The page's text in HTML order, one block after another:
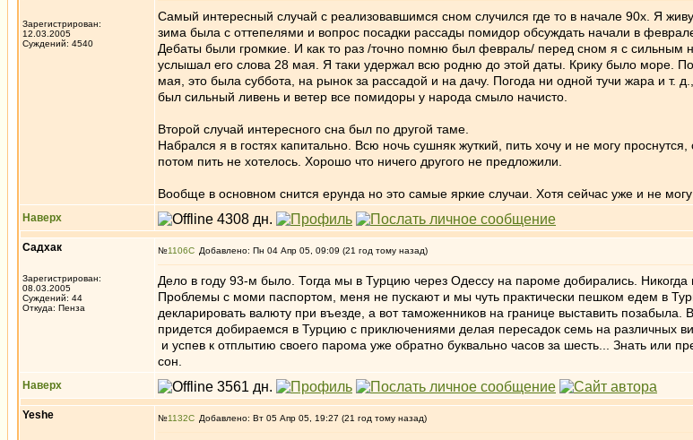
Зарегистрирован:
12.03.2005
Суждений: 4540
Самый интересный случай с реализовавшимся сном случился где то в начале 90х. Я
зима была с оттепелями и вопрос посадки рассады помидор обсуждать начали в
Дебаты были громкие. И как то раз /точно помню был февраль/ перед сном я с сильным
услышал его слова 28 мая. Я таки удержал всю родню до этой даты. Крику было море.
мая, это была суббота, на рынок за рассадой и на дачу. Погода ни одной тучи жара и т.
был сильный ливень и ветер все помидоры у народа смыло начисто.
Второй случай интересного сна был по другой таме.
Набрался я в гостях капитально. Всю ночь сушняк жуткий, пить хочу и не могу
потом пить не хотелось. Хорошо что ничего другого не предложили.
Вообще в основном снится ерунда но это самые яркие случаи. Хотя сейчас уже и не
Наверх
Садхак
Зарегистрирован:
08.03.2005
Суждений: 44
Откуда: Пенза
№1106 Добавлено: Пн 04 Апр 05, 09:09 (21 год тому назад)
Дело в году 93-м было. Тогда мы в Турцию через Одессу на пароме добирались. Никогда
Проблемы с моми паспортом, меня не пускают и мы чуть практически пешком едем в
декларировать валюту при въезде, а вот таможенников на границе выставить
придется добираемся в Турцию с приключениями делая пересадок семь на различных
и успев к отплытию своего парома уже обратно буквально часов за шесть... Знать или
сон.
Наверх
Yeshe №1132 Добавлено: Вт 05 Апр 05, 19:27 (21 год тому назад)